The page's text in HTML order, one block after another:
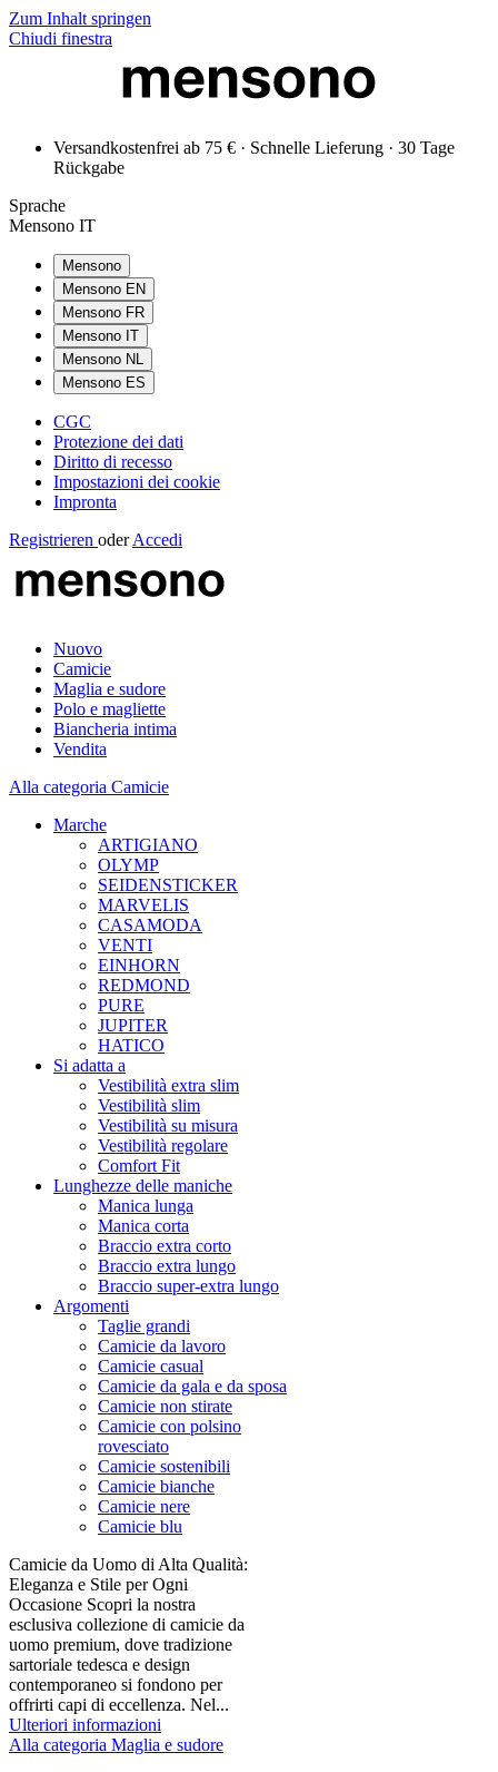
Zum Inhalt springen
Chiudi finestra
Versandkostenfrei ab 75 € · Schnelle Lieferung · 30 Tage
Rückgabe
Sprache
Mensono IT
Mensono
Mensono EN
Mensono FR
Mensono IT
Mensono NL
Mensono ES
CGC
Protezione dei dati
Diritto di recesso
Impostazioni dei cookie
Impronta
Registrieren oder Accedi
Nuovo
Camicie
Maglia e sudore
Polo e magliette
Biancheria intima
Vendita
Alla categoria Camicie
Marche
ARTIGIANO
OLYMP
SEIDENSTICKER
MARVELIS
CASAMODA
VENTI
EINHORN
REDMOND
PURE
JUPITER
HATICO
Si adatta a
Vestibilità extra slim
Vestibilità slim
Vestibilità su misura
Vestibilità regolare
Comfort Fit
Lunghezze delle maniche
Manica lunga
Manica corta
Braccio extra corto
Braccio extra lungo
Braccio super-extra lungo
Argomenti
Taglie grandi
Camicie da lavoro
Camicie casual
Camicie da gala e da sposa
Camicie non stirate
Camicie con polsino
rovesciato
Camicie sostenibili
Camicie bianche
Camicie nere
Camicie blu
Camicie da Uomo di Alta Qualità:
Eleganza e Stile per Ogni
Occasione Scopri la nostra
esclusiva collezione di camicie da
uomo premium, dove tradizione
sartoriale tedesca e design
contemporaneo si fondono per
offrirti capi di eccellenza. Nel...
Ulteriori informazioni
Alla categoria Maglia e sudore